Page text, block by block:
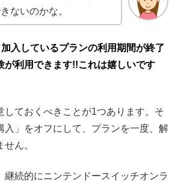
ないのかな。
入しているプランの利用期間が終了
が利用できます!!これは嬉しいです
しておくべきことが1つあります。そ
入」をオフにして、プランを一度、解
ん。
継続的にニンテンドースイッチオンラ